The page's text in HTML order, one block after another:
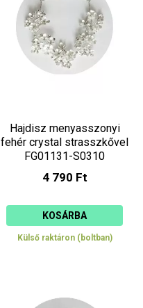
Hajdisz menyasszonyi
fehér crystal strasszkővel
FG01131-S0310
4 790 Ft
KOSÁRBA
Külső raktáron (boltban)